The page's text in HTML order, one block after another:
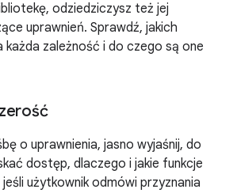
odziedziczysz też jej
uprawnień. Sprawdź, jakich
każda zależność i do czego są one
o uprawnienia, jasno wyjaśnij, do
dostęp, dlaczego i jakie funkcje
użytkownik odmówi przyznania